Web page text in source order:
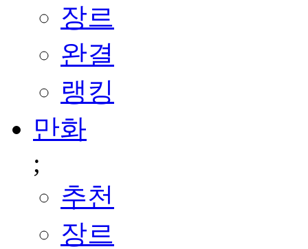
장르
완결
랭킹
만화
;
추천
장르